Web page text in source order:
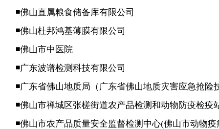
◾佛山直属粮食储备库有限公司
◾佛山杜邦鸿基薄膜有限公司
◾佛山市中医院
◾广东波谱检测科技有限公司
◾广东省佛山地质局（广东省佛山地质灾害应急抢险
◾佛山市禅城区张槎街道农产品检测和动物防疫检疫
◾佛山市农产品质量安全监督检测中心(佛山市动物